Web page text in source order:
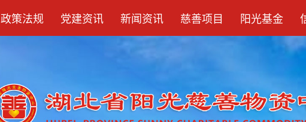
政策法规 党建资讯 新闻资讯 慈善项目 阳光基金